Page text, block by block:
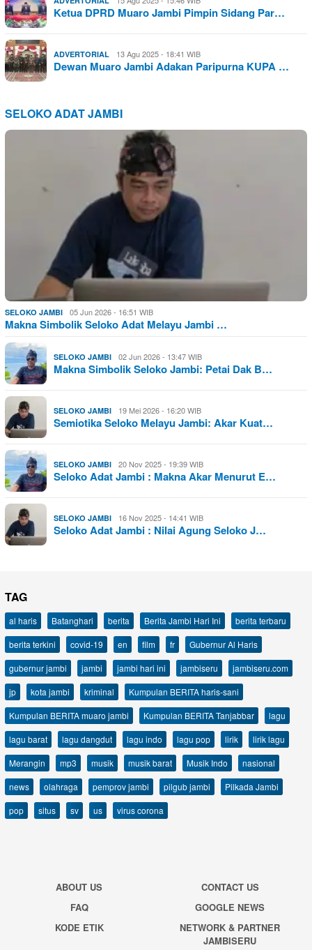
Ketua DPRD Muaro Jambi Pimpin Sidang Par…
ADVERTORIAL 13 Agu 2025 - 18:41 WIB
Dewan Muaro Jambi Adakan Paripurna KUPA …
SELOKO ADAT JAMBI
SELOKO JAMBI 05 Jun 2026 - 16:51 WIB
Makna Simbolik Seloko Adat Melayu Jambi …
SELOKO JAMBI 02 Jun 2026 - 13:47 WIB
Makna Simbolik Seloko Jambi: Petai Dak B…
SELOKO JAMBI 19 Mei 2026 - 16:20 WIB
Semiotika Seloko Melayu Jambi: Akar Kuat…
SELOKO JAMBI 20 Nov 2025 - 19:39 WIB
Seloko Adat Jambi : Makna Akar Menurut E…
SELOKO JAMBI 16 Nov 2025 - 14:41 WIB
Seloko Adat Jambi : Nilai Agung Seloko J…
TAG
al haris Batanghari berita Berita Jambi Hari Ini
berita terbaru
berita terkini
covid-19 en film fr
Gubernur Al Haris
gubernur jambi
jambi jambi hari ini jambiseru
jambiseru.com
jp
kota jambi kriminal
Kumpulan BERITA haris-sani
Kumpulan BERITA muaro jambi
Kumpulan BERITA Tanjabbar
lagu
lagu barat
lagu dangdut lagu indo lagu pop lirik
lirik lagu
Merangin
mp3 musik musik barat Musik Indo
nasional
news
olahraga pemprov jambi pilgub jambi
Pilkada Jambi
pop
situs sv us virus corona
ABOUT US
CONTACT US
FAQ
GOOGLE NEWS
KODE ETIK
NETWORK & PARTNER
JAMBISERU